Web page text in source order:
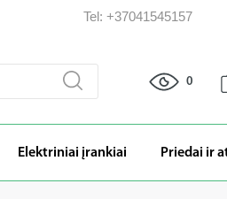
Tel: +37041545157
Elektriniai įrankiai Priedai ir
0